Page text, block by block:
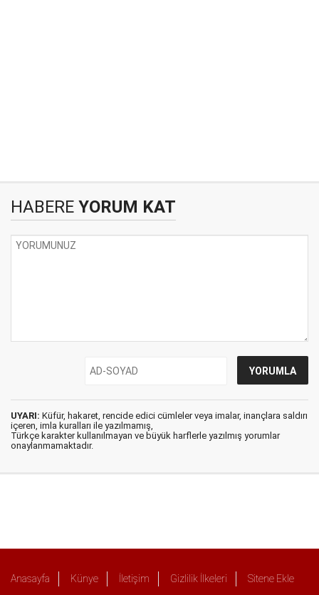
HABERE YORUM KAT
UYARI: Küfür, hakaret, rencide edici cümleler veya imalar, inançlara saldırı
içeren, imla kuralları ile yazılmamış,
Türkçe karakter kullanılmayan ve büyük harflerle yazılmış yorumlar
onaylanmamaktadır.
Anasayfa Künye İletişim Gizlilik İlkeleri Sitene Ekle